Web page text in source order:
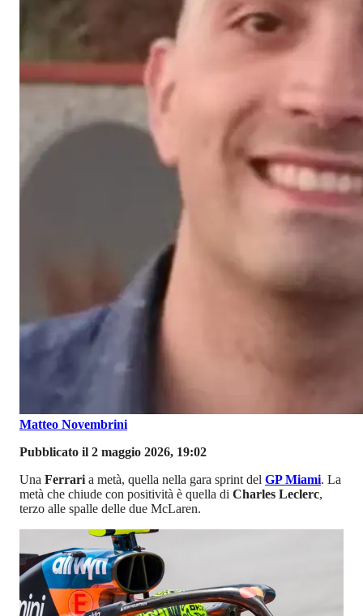
Matteo Novembrini
Pubblicato il 2 maggio 2026, 19:02
Una Ferrari a metà, quella nella gara sprint del GP Miami. La
metà che chiude con positività è quella di Charles Leclerc,
terzo alle spalle delle due McLaren.